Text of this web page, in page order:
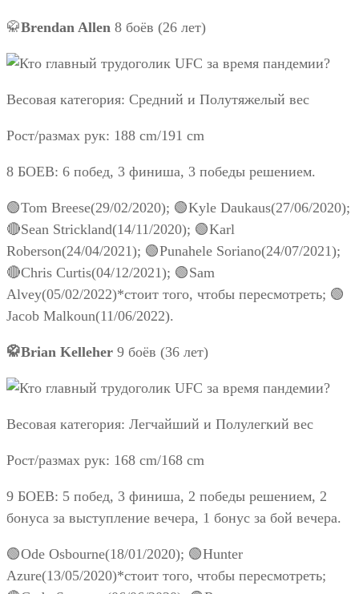
🥋Brendan Allen 8 боёв (26 лет)
Весовая категория: Средний и Полутяжелый вес
Рост/размах рук: 188 cm/191 cm
8 БОЕВ: 6 побед, 3 финиша, 3 победы решением.
🟢Tom Breese(29/02/2020); 🟢Kyle Daukaus(27/06/2020);
🔴Sean Strickland(14/11/2020); 🟢Karl
Roberson(24/04/2021); 🟢Punahele Soriano(24/07/2021);
🔴Chris Curtis(04/12/2021); 🟢Sam
Alvey(05/02/2022)*стоит того, чтобы пересмотреть; 🟢
Jacob Malkoun(11/06/2022).
🥋Brian Kelleher 9 боёв (36 лет)
Весовая категория: Легчайший и Полулегкий вес
Рост/размах рук: 168 cm/168 cm
9 БОЕВ: 5 побед, 3 финиша, 2 победы решением, 2
бонуса за выступление вечера, 1 бонус за бой вечера.
🟢Ode Osbourne(18/01/2020); 🟢Hunter
Azure(13/05/2020)*стоит того, чтобы пересмотреть;